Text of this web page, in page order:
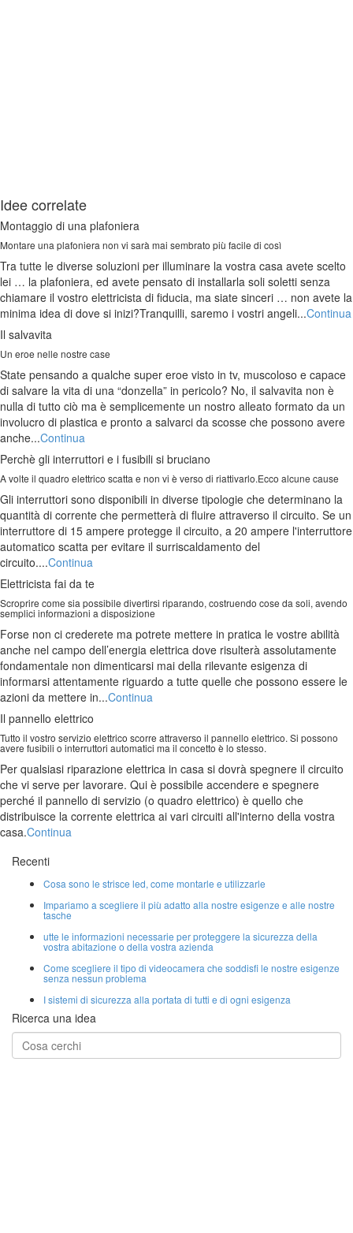
Idee correlate
Montaggio di una plafoniera
Montare una plafoniera non vi sarà mai sembrato più facile di così
Tra tutte le diverse soluzioni per illuminare la vostra casa avete scelto
lei … la plafoniera, ed avete pensato di installarla soli soletti senza
chiamare il vostro elettricista di fiducia, ma siate sinceri … non avete la
minima idea di dove si inizi?Tranquilli, saremo i vostri angeli...Continua
Il salvavita
Un eroe nelle nostre case
State pensando a qualche super eroe visto in tv, muscoloso e capace
di salvare la vita di una “donzella” in pericolo? No, il salvavita non è
nulla di tutto ciò ma è semplicemente un nostro alleato formato da un
involucro di plastica e pronto a salvarci da scosse che possono avere
anche...Continua
Perchè gli interruttori e i fusibili si bruciano
A volte il quadro elettrico scatta e non vi è verso di riattivarlo.Ecco alcune cause
Gli interruttori sono disponibili in diverse tipologie che determinano la
quantità di corrente che permetterà di fluire attraverso il circuito. Se un
interruttore di 15 ampere protegge il circuito, a 20 ampere l'interruttore
automatico scatta per evitare il surriscaldamento del
circuito....Continua
Elettricista fai da te
Scroprire come sia possibile divertirsi riparando, costruendo cose da soli, avendo
semplici informazioni a disposizione
Forse non ci crederete ma potrete mettere in pratica le vostre abilità
anche nel campo dell’energia elettrica dove risulterà assolutamente
fondamentale non dimenticarsi mai della rilevante esigenza di
informarsi attentamente riguardo a tutte quelle che possono essere le
azioni da mettere in...Continua
Il pannello elettrico
Tutto il vostro servizio elettrico scorre attraverso il pannello elettrico. Si possono
avere fusibili o interruttori automatici ma il concetto è lo stesso.
Per qualsiasi riparazione elettrica in casa si dovrà spegnere il circuito
che vi serve per lavorare. Qui è possibile accendere e spegnere
perché il pannello di servizio (o quadro elettrico) è quello che
distribuisce la corrente elettrica ai vari circuiti all'interno della vostra
casa.Continua
Recenti
Cosa sono le strisce led, come montarle e utilizzarle
Impariamo a scegliere il più adatto alla nostre esigenze e alle nostre
tasche
utte le informazioni necessarie per proteggere la sicurezza della
vostra abitazione o della vostra azienda
Come scegliere il tipo di videocamera che soddisfi le nostre esigenze
senza nessun problema
I sistemi di sicurezza alla portata di tutti e di ogni esigenza
Ricerca una idea